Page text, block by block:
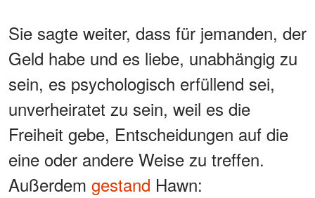
Sie sagte weiter, dass für jemanden, der
Geld habe und es liebe, unabhängig zu
sein, es psychologisch erfüllend sei,
unverheiratet zu sein, weil es die
Freiheit gebe, Entscheidungen auf die
eine oder andere Weise zu treffen.
Außerdem gestand Hawn: